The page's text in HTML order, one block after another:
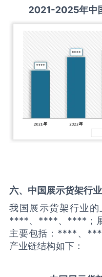
2021-2025年中
六、中国展示货架行
我国展示货架行业的
****、****、****；展
主要包括：****、
产业链结构如下：